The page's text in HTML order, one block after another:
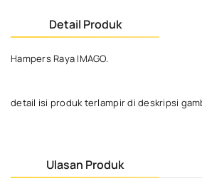
Detail Produk
Hampers Raya IMAGO.
detail isi produk terlampir di deskripsi
Ulasan Produk